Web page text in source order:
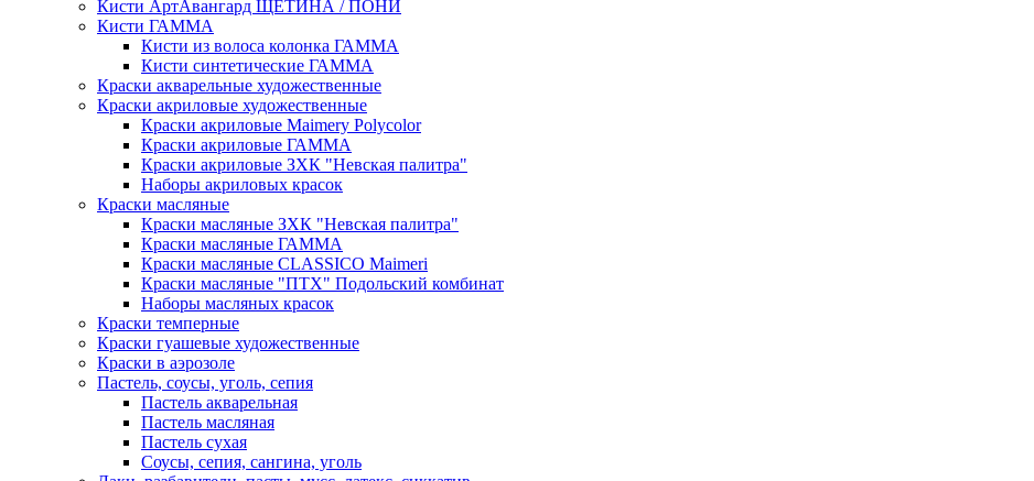
Кисти АртАвангард ЩЕТИНА / ПОНИ
Кисти ГАММА
Кисти из волоса колонка ГАММА
Кисти синтетические ГАММА
Краски акварельные художественные
Краски акриловые художественные
Краски акриловые Maimery Polycolor
Краски акриловые ГАММА
Краски акриловые ЗХК "Невская палитра"
Наборы акриловых красок
Краски масляные
Краски масляные ЗХК "Невская палитра"
Краски масляные ГАММА
Краски масляные CLASSICO Maimeri
Краски масляные "ПТХ" Подольский комбинат
Наборы масляных красок
Краски темперные
Краски гуашевые художественные
Краски в аэрозоле
Пастель, соусы, уголь, сепия
Пастель акварельная
Пастель масляная
Пастель сухая
Соусы, сепия, сангина, уголь